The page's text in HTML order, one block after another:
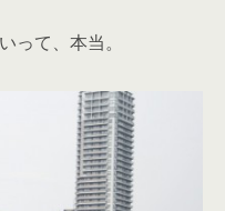
って、本当。